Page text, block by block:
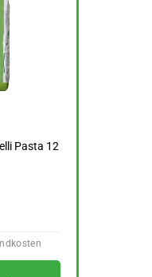
Pasta 12